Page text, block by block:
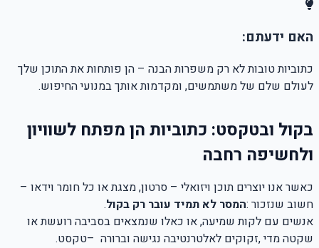
האם ידעתם:
כתוביות טובות לא רק משפרות הבנה – הן פותחות את התוכן שלך
לעולם שלם של משתמשים, ומקדמות אותך במנועי החיפוש.
בקול ובטקסט: כתוביות הן מפתח לשוויון
ולחשיפה רחבה
כאשר אנו יוצרים תוכן ויזואלי – סרטון, מצגת או כל חומר וידאו –
חשוב שנזכור :המסר לא תמיד עובר רק בקול.
אנשים עם לקות שמיעה, או כאלו שנמצאים בסביבה רועשת או
שקטה מדי,זקוקים לאלטרנטיבה נגישה וברורה –טקסט.